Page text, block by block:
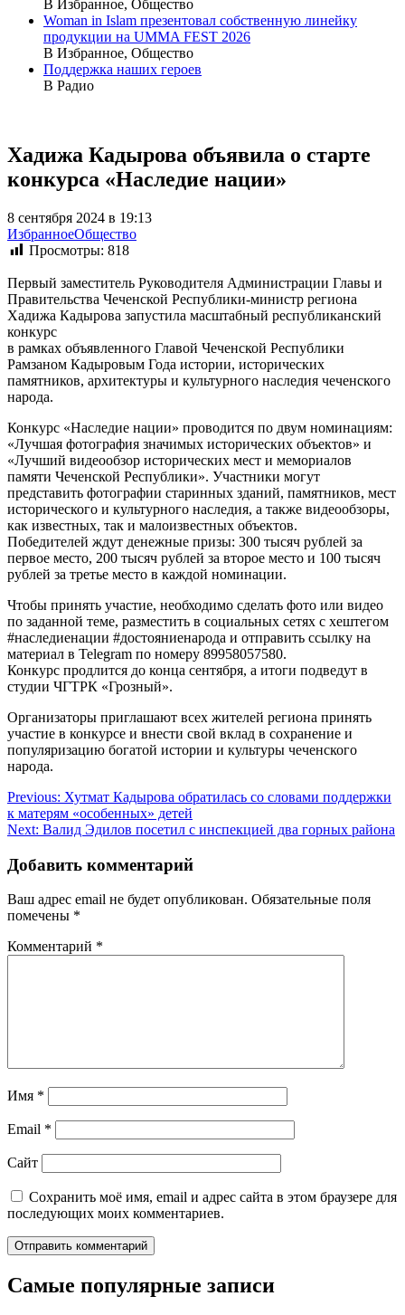
В Избранное, Общество
Woman in Islam презентовал собственную линейку
продукции на UMMA FEST 2026
В Избранное, Общество
Поддержка наших героев
В Радио
Хадижа Кадырова объявила о старте
конкурса «Наследие нации»
8 сентября 2024 в 19:13
ИзбранноеОбщество
Просмотры: 818
Первый заместитель Руководителя Администрации Главы и
Правительства Чеченской Республики-министр региона
Хадижа Кадырова запустила масштабный республиканский
конкурс
в рамках объявленного Главой Чеченской Республики
Рамзаном Кадыровым Года истории, исторических
памятников, архитектуры и культурного наследия чеченского
народа.
Конкурс «Наследие нации» проводится по двум номинациям:
«Лучшая фотография значимых исторических объектов» и
«Лучший видеообзор исторических мест и мемориалов
памяти Чеченской Республики». Участники могут
представить фотографии старинных зданий, памятников, мест
исторического и культурного наследия, а также видеообзоры,
как известных, так и малоизвестных объектов.
Победителей ждут денежные призы: 300 тысяч рублей за
первое место, 200 тысяч рублей за второе место и 100 тысяч
рублей за третье место в каждой номинации.
Чтобы принять участие, необходимо сделать фото или видео
по заданной теме, разместить в социальных сетях с хештегом
#наследиенации #достояниенарода и отправить ссылку на
материал в Telegram по номеру 89958057580.
Конкурс продлится до конца сентября, а итоги подведут в
студии ЧГТРК «Грозный».
Организаторы приглашают всех жителей региона принять
участие в конкурсе и внести свой вклад в сохранение и
популяризацию богатой истории и культуры чеченского
народа.
Навигация
по
Previous: Хутмат Кадырова обратилась со словами поддержки
к матерям «особенных» детей
Next: Валид Эдилов посетил с инспекцией два горных района
Добавить комментарий
Ваш адрес email не будет опубликован. Обязательные поля
помечены *
Комментарий *
Имя *
Email *
Сайт
Сохранить моё имя, email и адрес сайта в этом браузере для
последующих моих комментариев.
Самые популярные записи